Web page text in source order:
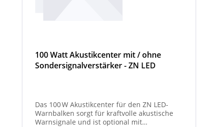
100 Watt Akustikcenter mit / ohne
Sondersignalverstärker - ZN LED
Das 100 W Akustikcenter für den ZN LED-
Warnbalken sorgt für kraftvolle akustische
Warnsignale und ist optional mit